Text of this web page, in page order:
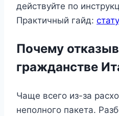
действуйте по
Практичный гайд:
Почему
гражданстве
Чаще всего из-за
неполного пакета.